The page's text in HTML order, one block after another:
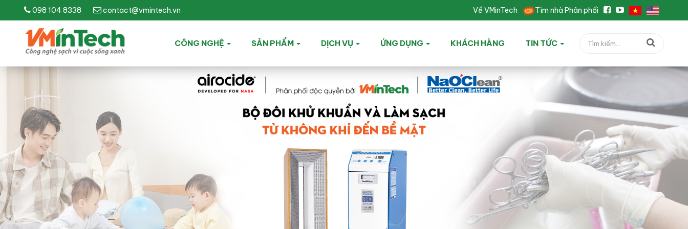
098 104 8338 contact@vmintech.vn Về VMinTech Tìm nhà Phân phối
CÔNG NGHỆ SẢN PHẨM DỊCH VỤ ỨNG DỤNG KHÁCH HÀNG TIN TỨC